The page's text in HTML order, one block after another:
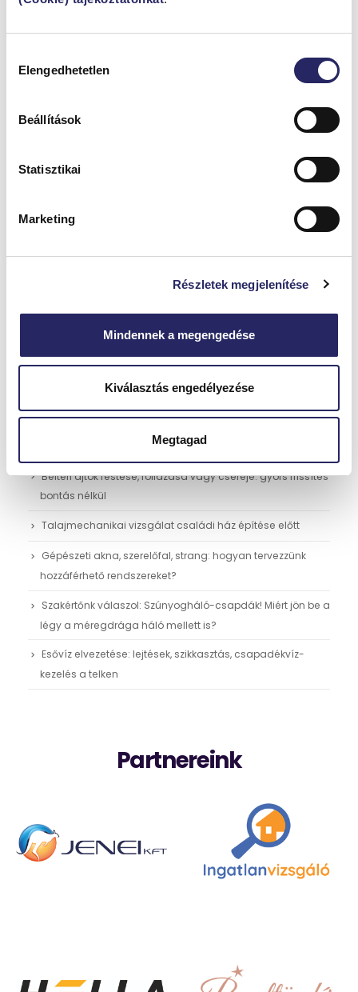
kiválasztása
Elengedhetetlen
Beállítások
Statisztikai
Marketing
Részletek megjelenítése
Mindennek a megengedése
Kiválasztás engedélyezése
Megtagad
Régi burkolatra új burkolat: mikor vállalható
burkolatot érdemes-e teljesen eltávolítani, vagy rákerülhet az
új réteg. A kérdés elsőre...
Megnézem
Legutóbbi bejegyzések
Beltéri ajtók festése, fóliázása vagy cseréje: gyors frissítés
bontás nélkül
Talajmechanikai vizsgálat családi ház építése előtt
Gépészeti akna, szerelőfal, strang: hogyan tervezzünk
hozzáférhető rendszereket?
Szakértőnk válaszol: Szúnyogháló-csapdák! Miért jön be a
légy a méregdrága háló mellett is?
Esővíz elvezetése: lejtések, szikkasztás, csapadékvíz-
kezelés a telken
Partnereink